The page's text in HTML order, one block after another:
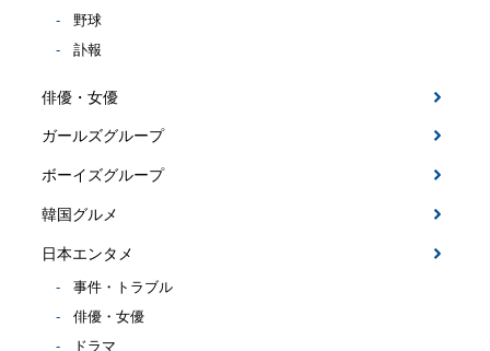
野球
訃報
俳優・女優
ガールズグループ
ボーイズグループ
韓国グルメ
日本エンタメ
事件・トラブル
俳優・女優
ドラマ